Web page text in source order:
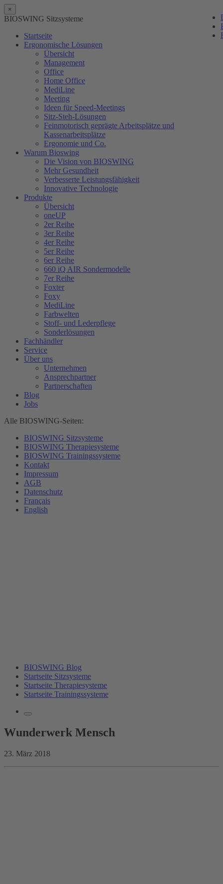
×
BIOSWING Sitzsysteme
Startseite
Ergonomische Lösungen
Übersicht
Management
Office
Home Office
MediLine
Meeting
Ideen für Speed-Meetings
Sitz-Steh-Lösungen
Feinmotorisch geprägte Arbeitsplätze und
Kassenarbeitsplätze
Ergonomie und Co.
Warum Bioswing
Die Vision von BIOSWING
Mehr Gesundheit
Verbesserte Leistungsfähigkeit
Innovative Technologie
Produkte
Übersicht
oneUP
2er Reihe
3er Reihe
4er Reihe
5er Reihe
6er Reihe
660 iQ AIR Sondermodelle
7er Reihe
Foxter
Foxy
MediLine
Farbwelten
Stoff- und Lederpflege
Sonderlösungen
Fachhändler
Service
Über uns
Unternehmen
Ansprechpartner
Partnerschaften
Blog
Jobs
Alle BIOSWING-Seiten:
BIOSWING Sitzsysteme
BIOSWING Therapiesysteme
BIOSWING Trainingssysteme
Kontakt
Impressum
AGB
Datenschutz
Français
English
BIOSWING Blog
Startseite Sitzsysteme
Startseite Therapiesysteme
Startseite Trainingssysteme
Wunderwerk Mensch
23. März 2018